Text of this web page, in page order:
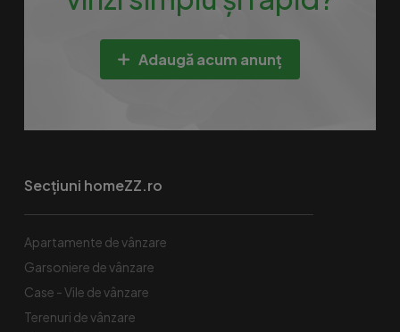
Adaugă acum anunț
Secțiuni homeZZ.ro
Apartamente de vânzare
Garsoniere de vânzare
Case - Vile de vânzare
Terenuri de vânzare